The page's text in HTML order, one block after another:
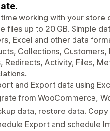
working with your store
files up to 20 GB. Simple
Excel and other data
Collections, Customers,
Redirects, Activity, Files,
and Export data using
from WooCommerce,
data, restore data.
Export and schedule